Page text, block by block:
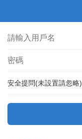
安全提問(未設置請忽略)